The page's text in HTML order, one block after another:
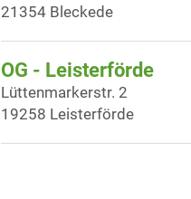
21354 Bleckede
OG - Leisterförde
Lüttenmarkerstr. 2
19258 Leisterförde